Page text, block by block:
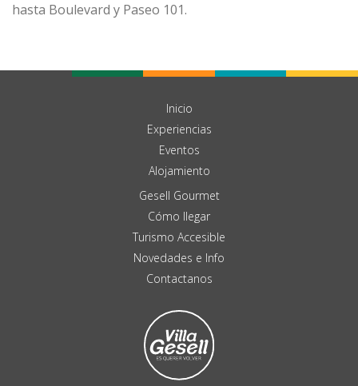
hasta Boulevard y Paseo 101.
Inicio
Experiencias
Eventos
Alojamiento
Gesell Gourmet
Cómo llegar
Turismo Accesible
Novedades e Info
Contactanos